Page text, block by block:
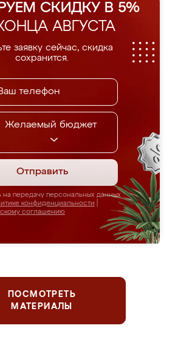
СКИДКУ В 5%
АВГУСТА
заявку сейчас, скидка
сохранится.
Желаемый бюджет
Отправить
передачу персональных данных
конфиденциальности
соглашению
ПОСМОТРЕТЬ
МАТЕРИАЛЫ